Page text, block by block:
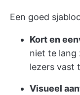
Een goed
Kort en
niet te lang
lezers vast
Visueel